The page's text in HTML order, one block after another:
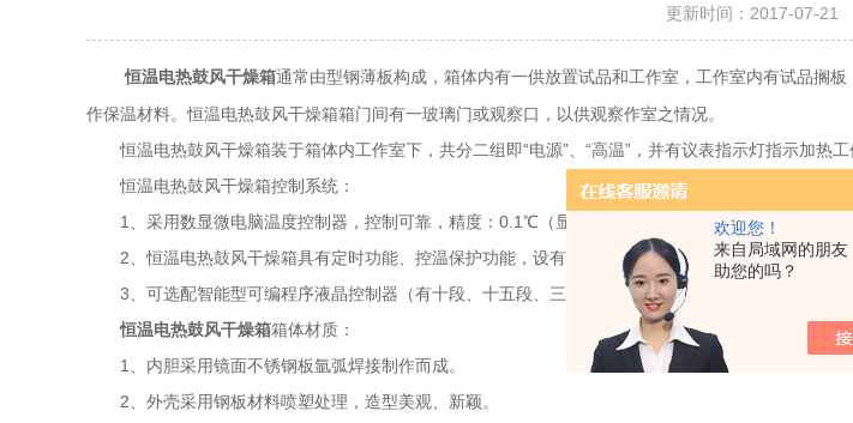
欢迎您！
来自局域网的朋
助您的吗？
更新时间：2017-07-21
恒温电热鼓风干燥箱通常由型钢薄板构成，箱体内有一供放置试品和工作室，工作室内有试品搁
作保温材料。恒温电热鼓风干燥箱箱门间有一玻璃门或观察口，以供观察作室之情况。
恒温电热鼓风干燥箱装于箱体内工作室下，共分二组即“电源”、“高温”，并有议表指示灯指示加热
恒温电热鼓风干燥箱控制系统：
1、采用数显微电脑温度控制器，控制可靠，精度：0.1℃（显示范围）。
2、恒温电热鼓风干燥箱具有定时功能、控温保护功能，设有风机停转开关。
3、可选配智能型可编程序液晶控制器（有十段、十五段、三十段可供选择）。
恒温电热鼓风干燥箱箱体材质：
1、内胆采用镜面不锈钢板氩弧焊接制作而成。
2、外壳采用钢板材料喷塑处理，造型美观、新颖。